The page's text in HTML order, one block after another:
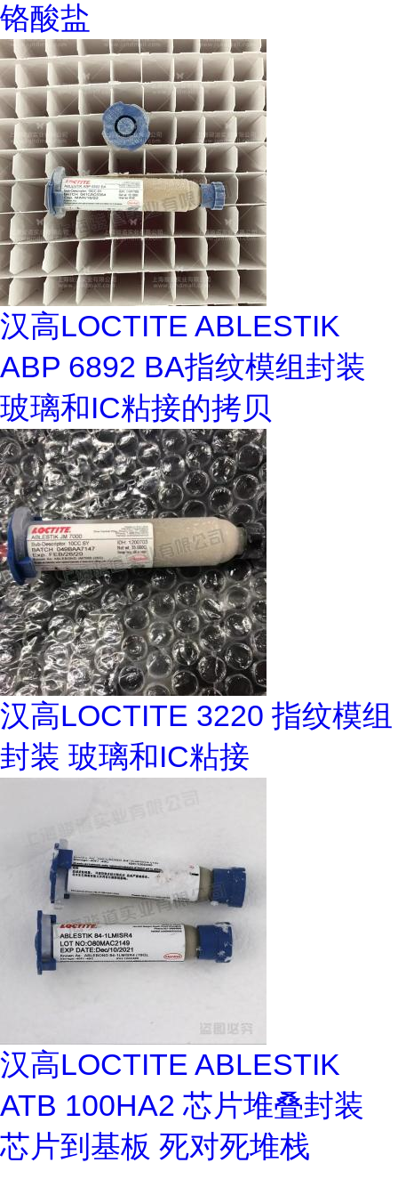
铬酸盐
汉高LOCTITE ABLESTIK
ABP 6892 BA指纹模组封装
玻璃和IC粘接的拷贝
汉高LOCTITE 3220 指纹模组
封装 玻璃和IC粘接
汉高LOCTITE ABLESTIK
ATB 100HA2 芯片堆叠封装
芯片到基板 死对死堆栈